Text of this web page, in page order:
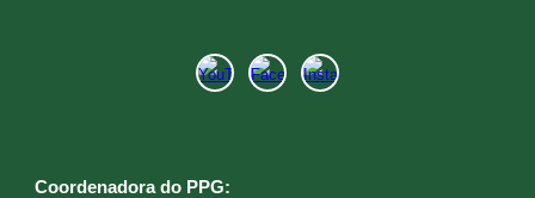
Coordenadora do PPG: